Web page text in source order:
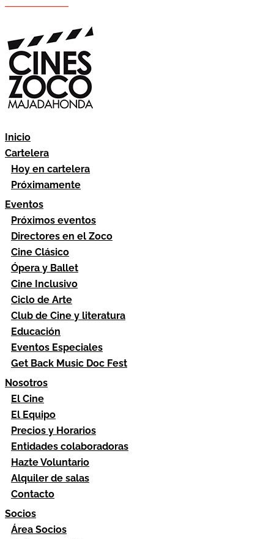
Inicio
Cartelera
Hoy en cartelera
Próximamente
Eventos
Próximos eventos
Directores en el Zoco
Cine Clásico
Ópera y Ballet
Cine Inclusivo
Ciclo de Arte
Club de Cine y literatura
Educación
Eventos Especiales
Get Back Music Doc Fest
Nosotros
El Cine
El Equipo
Precios y Horarios
Entidades colaboradoras
Hazte Voluntario
Alquiler de salas
Contacto
Socios
Área Socios